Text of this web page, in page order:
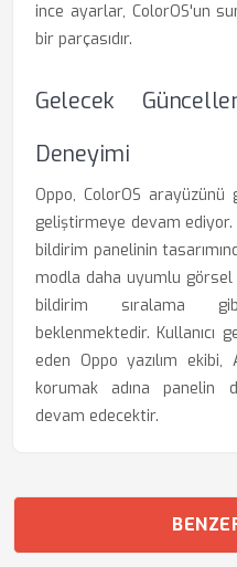
ince ayarlar, ColorOS'un
bir parçasıdır.
Gelecek
Deneyimi
Oppo, ColorOS
geliştirmeye devam
bildirim panelinin
modla daha uyumlu
bildirim sıralama
beklenmektedir. Kullanıcı
eden Oppo yazılım
korumak adına panelin
devam edecektir.